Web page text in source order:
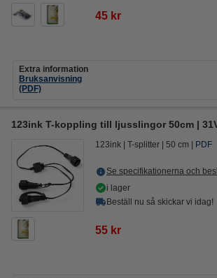
45 kr
Extra information
Bruksanvisning
(PDF)
123ink T-koppling till ljusslingor 50cm |
123ink T-splitter 50 cm PDF
Se specifikationerna och
i lager
Beställ nu så skickar vi idag!
55 kr